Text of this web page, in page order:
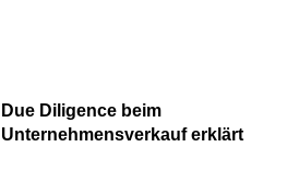
Due Diligence beim
Unternehmensverkauf erklärt